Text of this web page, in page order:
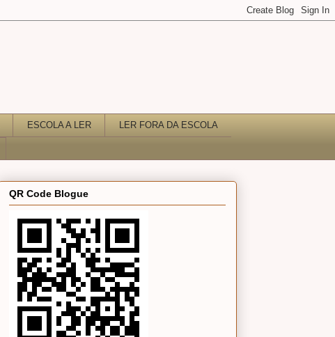
ESCOLA A LER LER FORA DA ESCOLA
QR Code Blogue